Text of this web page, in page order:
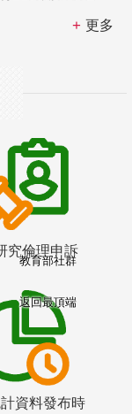
更多
究倫理申訴
資料發布時
教育部社群
返回最頂端